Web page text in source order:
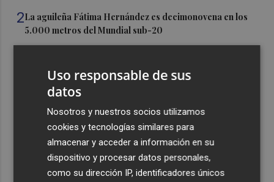
2La aguileña Fátima Hernández es decimonovena en los
5.000 metros del Mundial sub-20
Crece la confianza por la deuda española: el Tesoro
La Generalitat destina 5,5 millones a impulsar la
internacionalización de 137 empresas valencianas
afectadas por la Dana
Uso responsable de sus
datos
Nosotros y nuestros socios utilizamos
cookies y tecnologías similares para
almacenar y acceder a información en su
dispositivo y procesar datos personales,
como su dirección IP, identificadores únicos